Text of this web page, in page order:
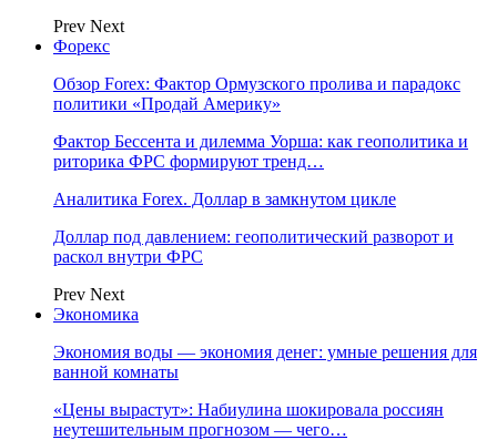
Prev Next
Форекс
Обзор Forex: Фактор Ормузского пролива и парадокс
политики «Продай Америку»
Фактор Бессента и дилемма Уорша: как геополитика и
риторика ФРС формируют тренд…
Аналитика Forex. Доллар в замкнутом цикле
Доллар под давлением: геополитический разворот и
раскол внутри ФРС
Prev Next
Экономика
Экономия воды — экономия денег: умные решения для
ванной комнаты
«Цены вырастут»: Набиулина шокировала россиян
неутешительным прогнозом — чего…